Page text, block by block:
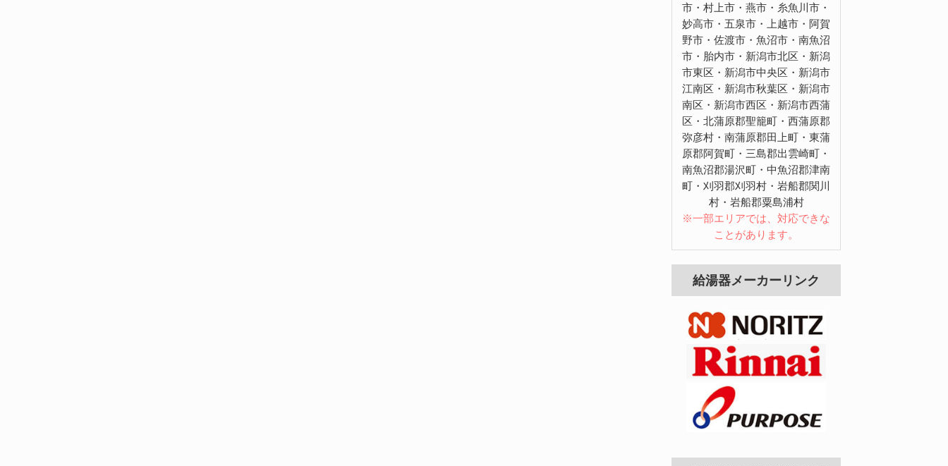
市・村上市・燕市・糸魚川市・
妙高市・五泉市・上越市・阿賀
野市・佐渡市・魚沼市・南魚沼
市・胎内市・新潟市北区・新潟
市東区・新潟市中央区・新潟市
江南区・新潟市秋葉区・新潟市
南区・新潟市西区・新潟市西蒲
区・北蒲原郡聖籠町・西蒲原郡
弥彦村・南蒲原郡田上町・東蒲
原郡阿賀町・三島郡出雲崎町・
南魚沼郡湯沢町・中魚沼郡津南
町・刈羽郡刈羽村・岩船郡関川
村・岩船郡粟島浦村
※一部エリアでは、対応できな
ことがあります。
給湯器メーカーリンク